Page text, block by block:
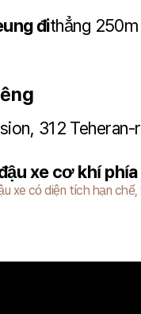
đithẳng 250m
312 Teheran-
xe cơ khí
xe có diện tích hạn